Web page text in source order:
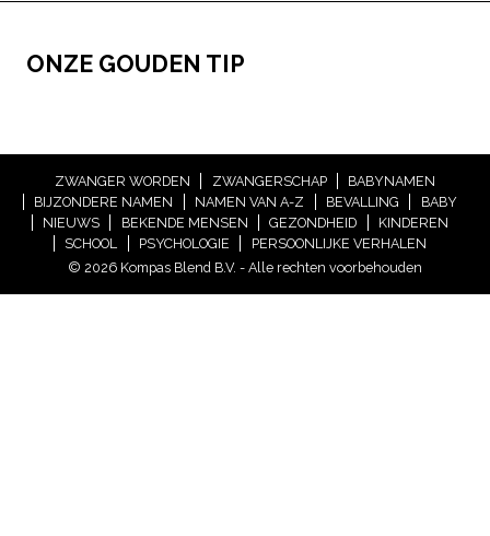
ONZE GOUDEN TIP
ZWANGER WORDEN ZWANGERSCHAP
BABYNAMEN
BIJZONDERE NAMEN
NAMEN VAN A-Z BEVALLING
BABY
NIEUWS
BEKENDE MENSEN GEZONDHEID
KINDEREN
SCHOOL
PSYCHOLOGIE
PERSOONLIJKE VERHALEN
© 2026 Kompas Blend B.V. - Alle rechten voorbehouden